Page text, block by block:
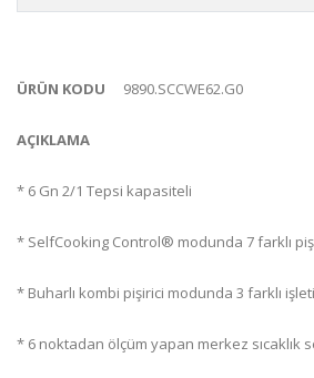
ÜRÜN KODU 9890.SCCWE62.G0
AÇIKLAMA
* 6 Gn 2/1 Tepsi kapasiteli
* SelfCooking Control® modunda 7 farklı
* Buharlı kombi pişirici modunda 3 farklı
* 6 noktadan ölçüm yapan merkez sıcaklık